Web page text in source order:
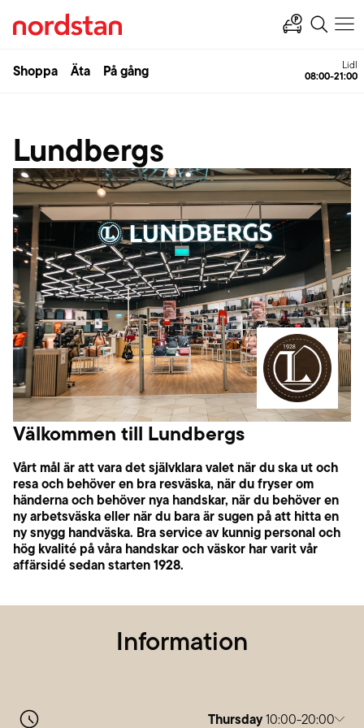
Shoppa Äta På gång Lidl
08:00-21:00
Lundbergs
Välkommen till Lundbergs
Vårt mål är att vara det självklara valet när du ska ut och
resa och behöver en bra resväska, när du fryser om
händerna och behöver nya handskar, när du behöver en
ny arbetsväska eller när du bara är sugen på att hitta en
ny snygg handväska. Bra service av kunnig personal och
hög kvalité på våra handskar och väskor har varit vår
affärsidé sedan starten 1928.
Information
Thursday10:00-20:00